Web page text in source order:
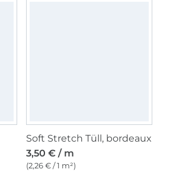
Soft Stretch Tüll, bordeaux
3,50 € / m
(2,26 € / 1 m²)